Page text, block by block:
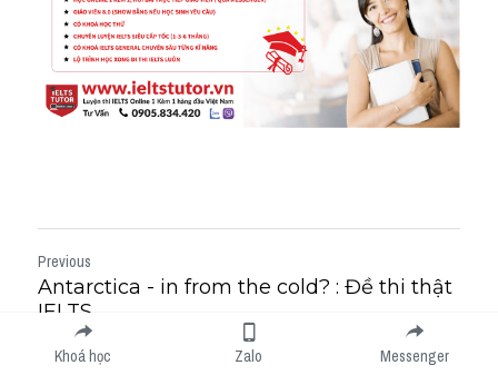
Previous
Antarctica - in from the cold? : Đề thi thật
IELTS...
NextKhoá học Zalo Messenger